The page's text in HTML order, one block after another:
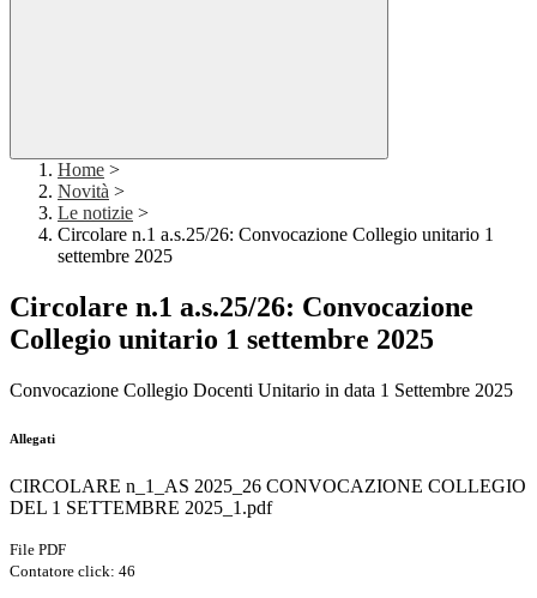
Home >
Novità >
Le notizie >
Circolare n.1 a.s.25/26: Convocazione Collegio unitario 1
settembre 2025
Circolare n.1 a.s.25/26: Convocazione
Collegio unitario 1 settembre 2025
Convocazione Collegio Docenti Unitario in data 1 Settembre 2025
Allegati
CIRCOLARE n_1_AS 2025_26 CONVOCAZIONE COLLEGIO
DEL 1 SETTEMBRE 2025_1.pdf
File PDF
Contatore click: 46